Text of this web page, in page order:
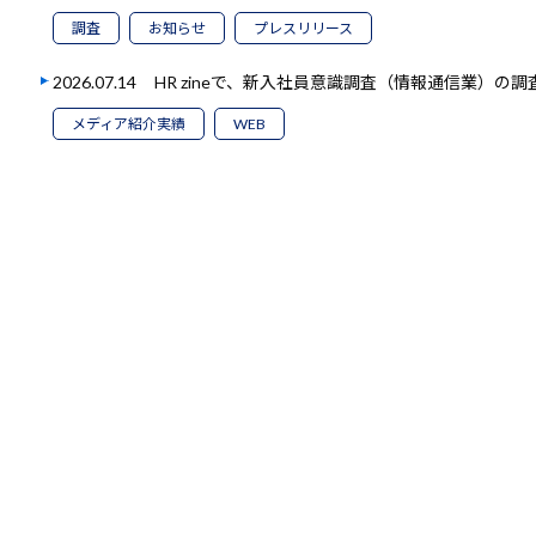
調査 お知らせ プレスリリース
2026.07.14 HR zineで、新入社員意識調査（情報通信業）の
メディア紹介実績 WEB